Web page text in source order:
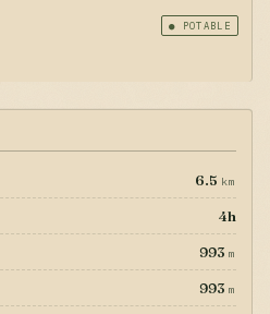
● POTABLE
6.5 km
4h
993 m
993 m